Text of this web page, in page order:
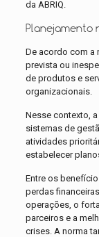
da ABRIQ.
Planejamento
De acordo com a
prevista ou
de produtos e
organizacionais.
Nesse contexto,
sistemas de
atividades
estabelecer
Entre os
perdas
operações, o
parceiros e a
crises. A norma